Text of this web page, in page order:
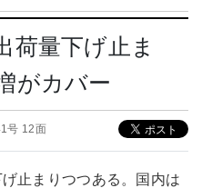
荷量下げ止ま
がカバー
号 12面
止まりつつある。国内は